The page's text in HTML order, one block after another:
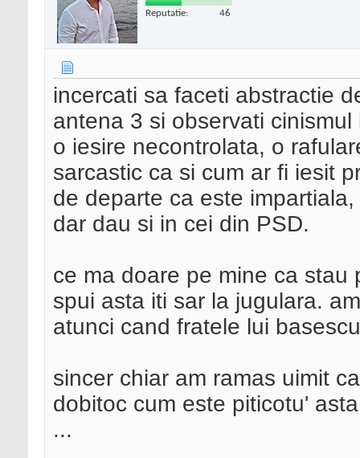
Reputatie: 46
incercati sa faceti abstractie
antena 3 si observati
o iesire necontrolata, o
sarcastic ca si cum ar fi iesit
de departe ca este
dar dau si in cei din PSD.
ce ma doare pe mine ca stau
spui asta iti sar la jugulara.
atunci cand fratele lui
sincer chiar am ramas uimit
dobitoc cum este piticotu'
...